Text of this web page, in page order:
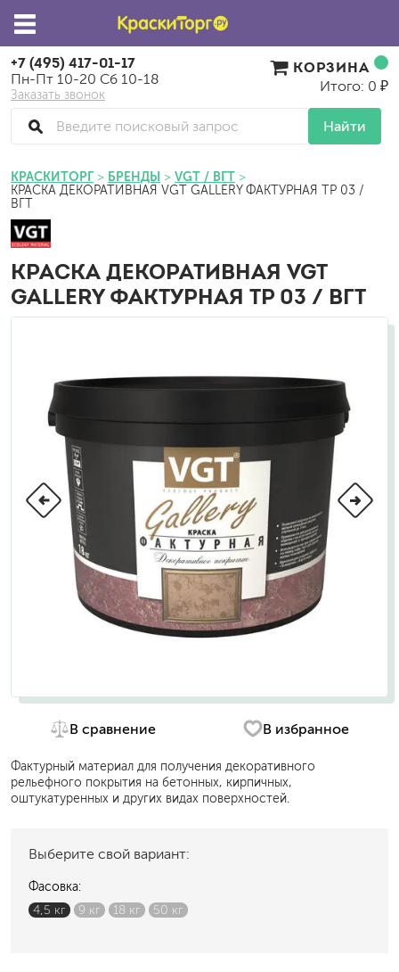
+7 (495) 417-01-17
Пн-Пт 10-20 Сб 10-18
Заказать звонок
Найти
КОРЗИНА
Итого: 0 ₽
КРАСКИТОРГ БРЕНДЫ VGT / ВГТ
КРАСКА ДЕКОРАТИВНАЯ VGT GALLERY ФАКТУРНАЯ TP 03 /
ВГТ
КРАСКА ДЕКОРАТИВНАЯ VGT
GALLERY ФАКТУРНАЯ TP 03 / ВГТ
В сравнение В избранное
Фактурный материал для получения декоративного
рельефного покрытия на бетонных, кирпичных,
оштукатуренных и других видах поверхностей.
Выберите свой вариант:
Фасовка:
4,5 кг
9 кг 18 кг 50 кг